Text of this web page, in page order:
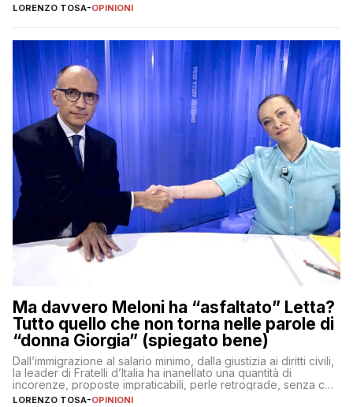
LORENZO TOSA-OPINIONI
Ma davvero Meloni ha “asfaltato” Letta?
Tutto quello che non torna nelle parole di
“donna Giorgia” (spiegato bene)
Dall’immigrazione al salario minimo, dalla giustizia ai diritti civili,
la leader di Fratelli d’Italia ha inanellato una quantità di
incorenze, proposte impraticabili, perle retrograde, senza che
nessuno – a destra come a sinistra – glielo abbia fatto notare
LORENZO TOSA-OPINIONI